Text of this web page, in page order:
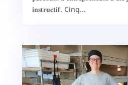
𝐢𝐧𝐬𝐭𝐫𝐮𝐜𝐭𝐢𝐟. Cinq...